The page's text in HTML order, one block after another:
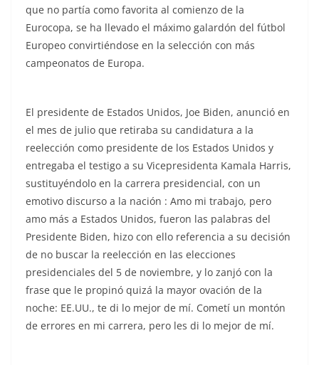
que no partía como favorita al comienzo de la
Eurocopa, se ha llevado el máximo galardón del fútbol
Europeo convirtiéndose en la selección con más
campeonatos de Europa.
El presidente de Estados Unidos, Joe Biden, anunció en
el mes de julio que retiraba su candidatura a la
reelección como presidente de los Estados Unidos y
entregaba el testigo a su Vicepresidenta Kamala Harris,
sustituyéndolo en la carrera presidencial, con un
emotivo discurso a la nación : Amo mi trabajo, pero
amo más a Estados Unidos, fueron las palabras del
Presidente Biden, hizo con ello referencia a su decisión
de no buscar la reelección en las elecciones
presidenciales del 5 de noviembre, y lo zanjó con la
frase que le propinó quizá la mayor ovación de la
noche: EE.UU., te di lo mejor de mí. Cometí un montón
de errores en mi carrera, pero les di lo mejor de mí.